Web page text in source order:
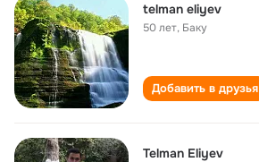
telman eliyev
50 лет, Баку
Добавить в друзья
Telman Eliyev